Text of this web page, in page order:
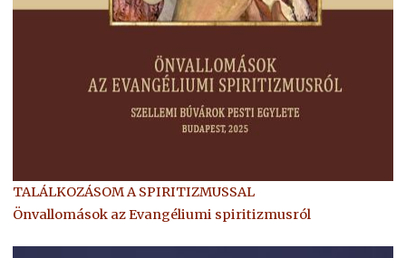
TALÁLKOZÁSOM A SPIRITIZMUSSAL
Önvallomások az Evangéliumi spiritizmusról